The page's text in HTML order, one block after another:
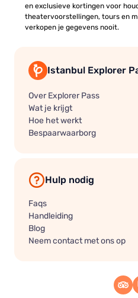
en exclusieve kortingen voor
theatervoorstellingen, tours en
verkopen je gegevens nooit.
Istanbul Explorer
Over Explorer Pass
Wat je krijgt
Hoe het werkt
Bespaarwaarborg
Hulp nodig
Faqs
Handleiding
Blog
Neem contact met ons op